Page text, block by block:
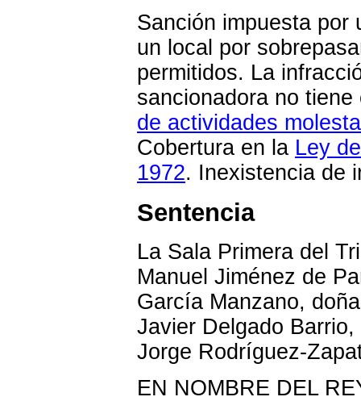
Sanción impuesta por
un local por
permitidos. La
sancionadora no
de actividades
Cobertura en la Ley
1972. Inexistencia de
Sentencia
La Sala Primera del
Manuel Jiménez de
García Manzano,
Javier Delgado
Jorge Rodríguez-
EN NOMBRE DEL